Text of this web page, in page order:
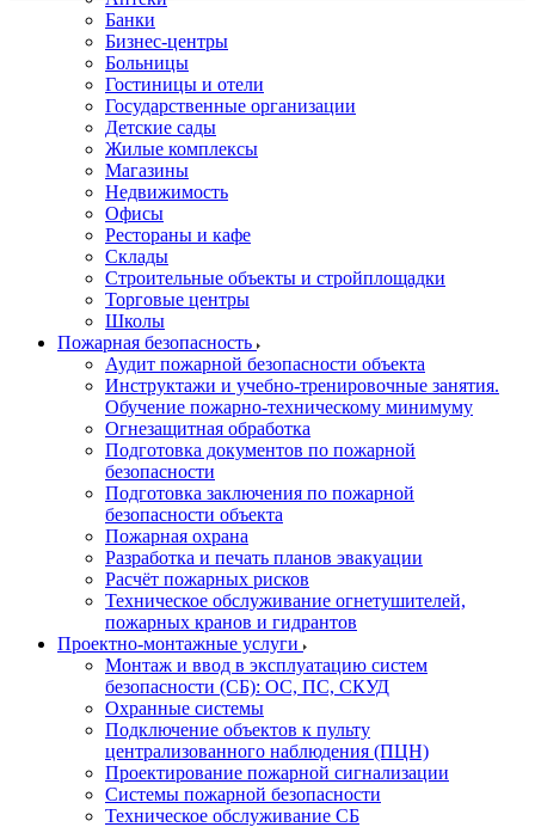
Банки
Бизнес-центры
Больницы
Гостиницы и отели
Государственные организации
Детские сады
Жилые комплексы
Магазины
Недвижимость
Офисы
Рестораны и кафе
Склады
Строительные объекты и стройплощадки
Торговые центры
Школы
Пожарная безопасность
Аудит пожарной безопасности объекта
Инструктажи и учебно-тренировочные занятия.
Обучение пожарно-техническому минимуму
Огнезащитная обработка
Подготовка документов по пожарной
безопасности
Подготовка заключения по пожарной
безопасности объекта
Пожарная охрана
Разработка и печать планов эвакуации
Расчёт пожарных рисков
Техническое обслуживание огнетушителей,
пожарных кранов и гидрантов
Проектно-монтажные услуги
Монтаж и ввод в эксплуатацию систем
безопасности (СБ): ОС, ПС, СКУД
Охранные системы
Подключение объектов к пульту
централизованного наблюдения (ПЦН)
Проектирование пожарной сигнализации
Системы пожарной безопасности
Техническое обслуживание СБ